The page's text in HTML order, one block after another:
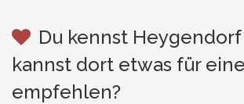
Du kennst
kannst dort etwas für
empfehlen?